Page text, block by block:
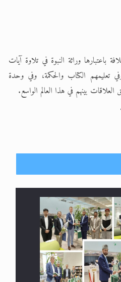
باعتبارها وراثة النبوة في تلاوة آيات
تعليمهم الكتاب والحكمة، وفي وحدة
بينهم في هذا العالم الواسع.